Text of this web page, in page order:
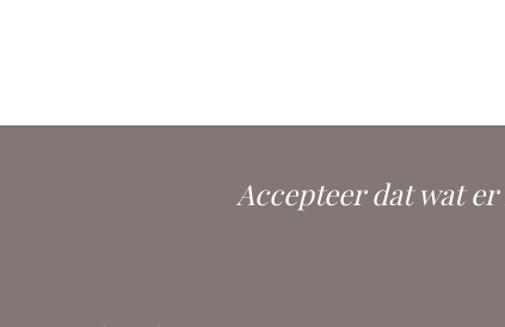
Accepteer dat wat